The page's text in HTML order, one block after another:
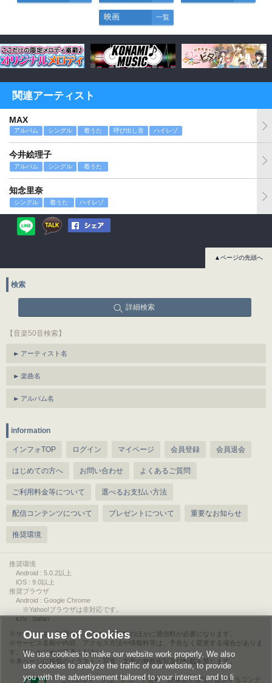
映画 一覧
関連アーティスト
MAX
アルバム シングル 着うた 呼び出し音 ハイレゾ
今井絵理子
アルバム シングル 着うた
知念里奈
シングル 着うた ハイレゾ
▲ページの先頭へ
検索
詳細検索
【音楽50音検索】
アーティスト名
楽曲名
アルバム名
information
インフォTOP ログイン マイページ 会員登録 会員退会
はじめての方へ お問い合わせ よくあるご質問
ご利用料金等について 選べるお支払い方法
配信コンテンツについて プレゼントについて 重要なお知らせ
推奨環境
推奨環境
Android : 5.0.2以上
iOS : 9.0以上
推奨ブラウザ
Android : Google Chrome
※Yahoo!ブラウザは非対応です。
iOS : Safari
サービスをご利用されるには、情報料のほかに通信料が必要になります。
サービス名称や内容、アクセス方法や情報料等は、予告なく変更する場合がありま
す。あらかじめご了承ください。
本ページに掲載のイラスト・写真・文章の無断複写及び転載を禁じます。
このエルマークは、レコード会社・映像製作会社が提供するコンテ
Our use of Cookies
We use cookies to make our website work properly. We also
use cookies to analyze the traffic of our website, to provide
you with the advertisement tailored to your interest, and to li